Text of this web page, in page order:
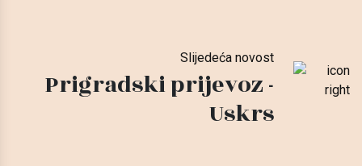
Slijedeća novost
Prigradski prijevoz -
Uskrs